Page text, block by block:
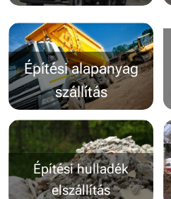
Építési alapanyag
szállítás
Építési hulladék
elszállítás